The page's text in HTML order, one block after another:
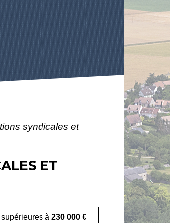
syndicales et
ET
supérieures à230 000 €